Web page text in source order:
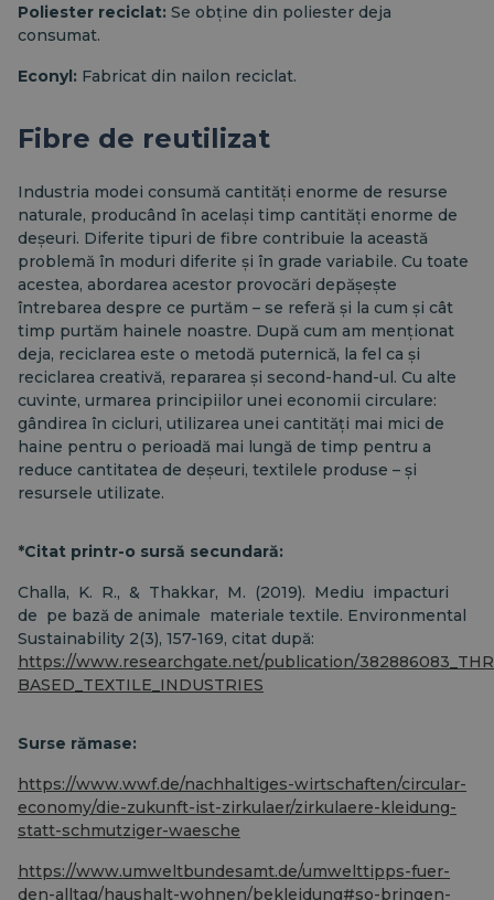
Poliester reciclat: Se obține din poliester deja
consumat.
Econyl: Fabricat din nailon reciclat.
Fibre de reutilizat
Industria modei consumă cantități enorme de resurse
naturale, producând în același timp cantități enorme de
deșeuri. Diferite tipuri de fibre contribuie la această
problemă în moduri diferite și în grade variabile. Cu toate
acestea, abordarea acestor provocări depășește
întrebarea despre ce purtăm – se referă și la cum și cât
timp purtăm hainele noastre. După cum am menționat
deja, reciclarea este o metodă puternică, la fel ca și
reciclarea creativă, repararea și second-hand-ul. Cu alte
cuvinte, urmarea principiilor unei economii circulare:
gândirea în cicluri, utilizarea unei cantități mai mici de
haine pentru o perioadă mai lungă de timp pentru a
reduce cantitatea de deșeuri, textilele produse – și
resursele utilizate.
*Citat printr-o sursă secundară:
Challa, K. R., & Thakkar, M. (2019). Mediu impacturi
de pe bază de animale materiale textile. Environmental
Sustainability 2(3), 157-169, citat după:
https://www.researchgate.net/publication/
BASED_TEXTILE_INDUSTRIES
Surse rămase:
https://www.wwf.de/nachhaltiges-wirtschaften/circular-
economy/die-zukunft-ist-zirkulaer/zirkulaere-kleidung-
statt-schmutziger-waesche
https://www.umweltbundesamt.de/umwelttipps-fuer-
den-alltag/haushalt-wohnen/bekleidung#so-bringen-